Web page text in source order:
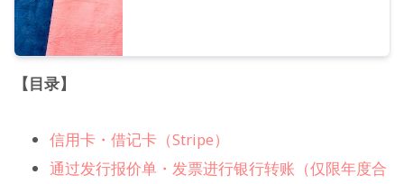
【目录】
信用卡・借记卡（Stripe）
通过发行报价单・发票进行银行转账（仅限年度合